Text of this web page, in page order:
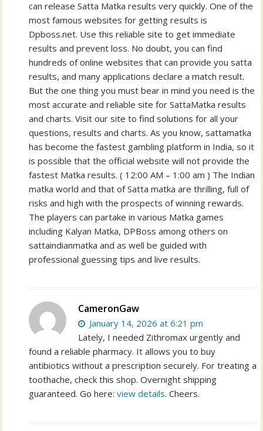
can release Satta Matka results very quickly. One of the
most famous websites for getting results is
Dpboss.net. Use this reliable site to get immediate
results and prevent loss. No doubt, you can find
hundreds of online websites that can provide you satta
results, and many applications declare a match result.
But the one thing you must bear in mind you need is the
most accurate and reliable site for SattaMatka results
and charts. Visit our site to find solutions for all your
questions, results and charts. As you know, sattamatka
has become the fastest gambling platform in India, so it
is possible that the official website will not provide the
fastest Matka results. ( 12:00 AM – 1:00 am ) The Indian
matka world and that of Satta matka are thrilling, full of
risks and high with the prospects of winning rewards.
The players can partake in various Matka games
including Kalyan Matka, DPBoss among others on
sattaindianmatka and as well be guided with
professional guessing tips and live results.
CameronGaw
January 14, 2026 at 6:21 pm
Lately, I needed Zithromax urgently and
found a reliable pharmacy. It allows you to buy
antibiotics without a prescription securely. For treating a
toothache, check this shop. Overnight shipping
guaranteed. Go here:view details. Cheers.